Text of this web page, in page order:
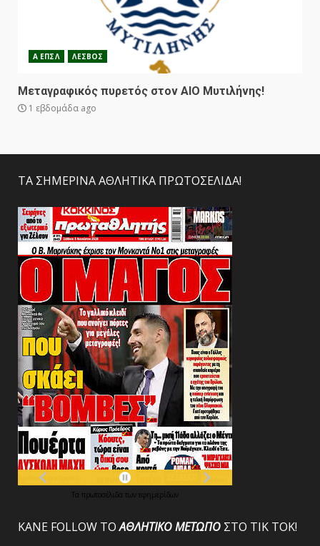
Α ΕΠΣΛ ΛΕΣΒΟΣ
Μεταγραφικός πυρετός στον ΑΙΟ Μυτιλήνης!
1 εβδομάδα ago
ΤΑ ΣΗΜΕΡΙΝΑ ΑΘΛΗΤΙΚΑ ΠΡΩΤΟΣΕΛΙΔΑ!
Τα πρωτοσέλιδα των εφημερίδων
ΚΑΝΕ FOLLOW ΤΟΑΘΛΗΤΙΚΟΜΕΤΩΠΟ ΣΤΟ ΤΙΚ ΤΟΚ!